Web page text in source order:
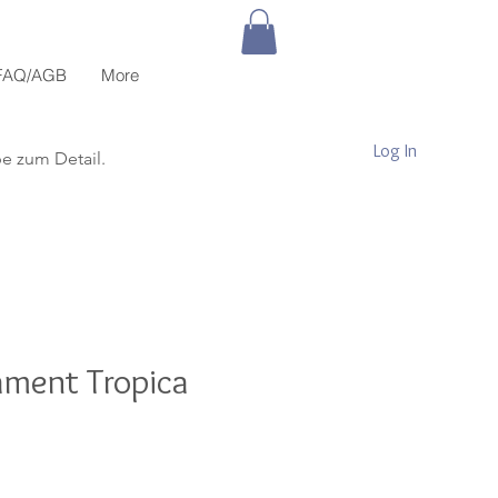
AGB More
zum Detail. Log In
Tropica